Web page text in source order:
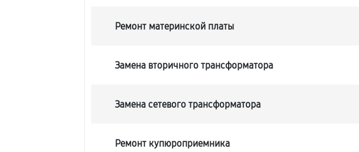
Ремонт материнской платы
Замена вторичного трансформатора
Замена сетевого трансформатора
Ремонт купюроприемника